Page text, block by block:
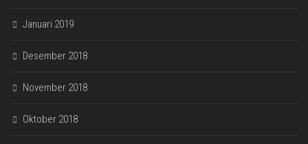
Januari 2019
Desember 2018
November 2018
Oktober 2018